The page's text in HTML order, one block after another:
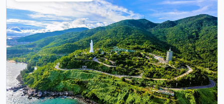
Làng Tomsara ( Khu Du lịch suối hoa cũ)
Một góc nhìn từ làng Tomsara .Ta có thể ngắm nhìn sông núi
Thưởng thức cảnh...